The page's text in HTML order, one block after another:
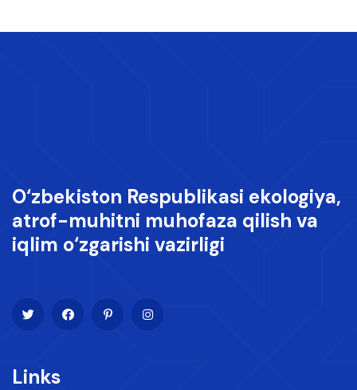
O‘zbekiston Respublikasi ekologiya,
atrof-muhitni muhofaza qilish va
iqlim o‘zgarishi vazirligi
Links